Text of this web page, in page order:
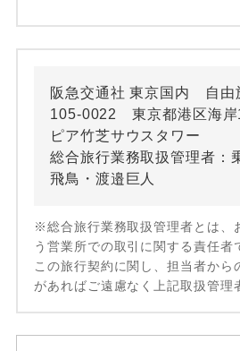
阪急交通社 東京国内 自由
105-0022 東京都港区海
ピア竹芝サウスタワー
総合旅行業務取扱管理者：
飛鳥・渡邉巨人
※総合旅行業務取扱管理者とは、
う営業所での取引に関する責任者
この旅行契約に関し、担当者から
があればご遠慮なく上記取扱管理